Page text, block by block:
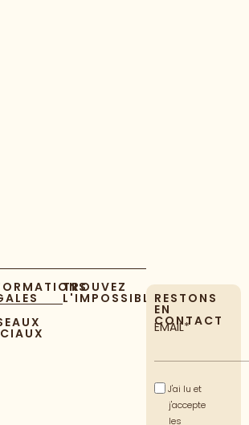
TROUVEZ
L'IMPOSSIBLERESTONS
EN
CONTACT
EMAIL*
J'ai lu et
j'accepte
les